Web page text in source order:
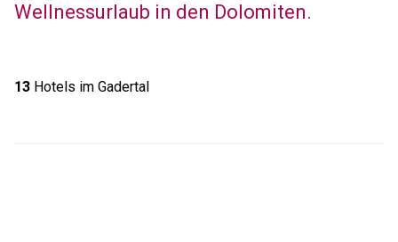
Wellnessurlaub in den Dolomiten.
13Hotels im Gadertal